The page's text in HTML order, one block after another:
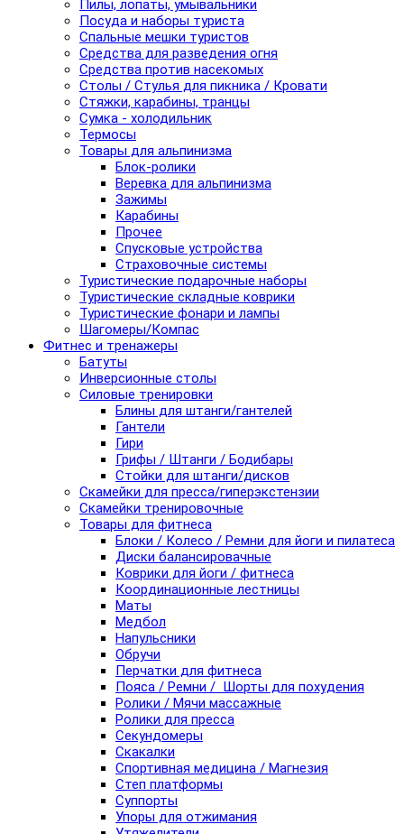
Пилы, лопаты, умывальники
Посуда и наборы туриста
Спальные мешки туристов
Средства для разведения огня
Средства против насекомых
Столы / Стулья для пикника / Кровати
Стяжки, карабины, транцы
Сумка - холодильник
Термосы
Товары для альпинизма
Блок-ролики
Веревка для альпинизма
Зажимы
Карабины
Прочее
Спусковые устройства
Страховочные системы
Туристические подарочные наборы
Туристические складные коврики
Туристические фонари и лампы
Шагомеры/Компас
Фитнес и тренажеры
Батуты
Инверсионные столы
Силовые тренировки
Блины для штанги/гантелей
Гантели
Гири
Грифы / Штанги / Бодибары
Стойки для штанги/дисков
Скамейки для пресса/гиперэкстензии
Скамейки тренировочные
Товары для фитнеса
Блоки / Колесо / Ремни для йоги и пилатеса
Диски балансировачные
Коврики для йоги / фитнеса
Координационные лестницы
Маты
Медбол
Напульсники
Обручи
Перчатки для фитнеса
Пояса / Ремни / Шорты для похудения
Ролики / Мячи массажные
Ролики для пресса
Секундомеры
Скакалки
Спортивная медицина / Магнезия
Степ платформы
Суппорты
Упоры для отжимания